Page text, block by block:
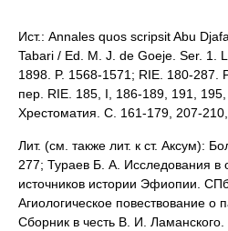
Ист.: Annales quos scripsit Abu
Tabari / Ed. M. J. de Goeje. Ser. 1.
1898. P. 1568-1571; RIE. 180-287.
пер. RIE. 185, I, 186-189, 191,
Хрестоматия. С. 161-179, 207-
Лит. (см. также лит. к ст. Аксум):
277; Тураев Б. А. Исследования в
источников истории Эфиопии.
Агиологическое повествование о
Сборник в честь В. И.